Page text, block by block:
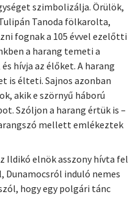
szimbolizálja. Örülök,
Tanoda fölkarolta,
fognak a 105 évvel ezelőtti
a harang temeti a
hívja az élőket. A harang
is élteti. Sajnos azonban
akik e szörnyű háború
Szóljon a harang értük is –
mellett emlékeztek
Ildikó elnök asszony hívta fel
Dunamocsról induló nemes
hogy egy polgári tánc